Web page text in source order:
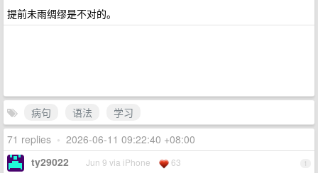
提前未雨绸缪是不对的。
病句 语法
学习
71 replies • 2026-06-11 09:22:40 +08:00
1
ty29022 Jun 9 via iPhone 63